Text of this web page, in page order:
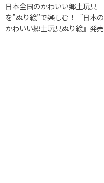
日本全国のかわいい郷土玩具
を”ぬり絵”で楽しむ！『日本の
かわいい郷土玩具ぬり絵』発売